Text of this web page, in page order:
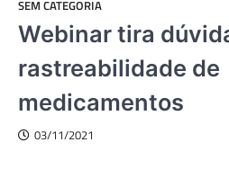
SEM CATEGORIA
Webinar tira
rastreabilidade de
medicamentos
03/11/2021